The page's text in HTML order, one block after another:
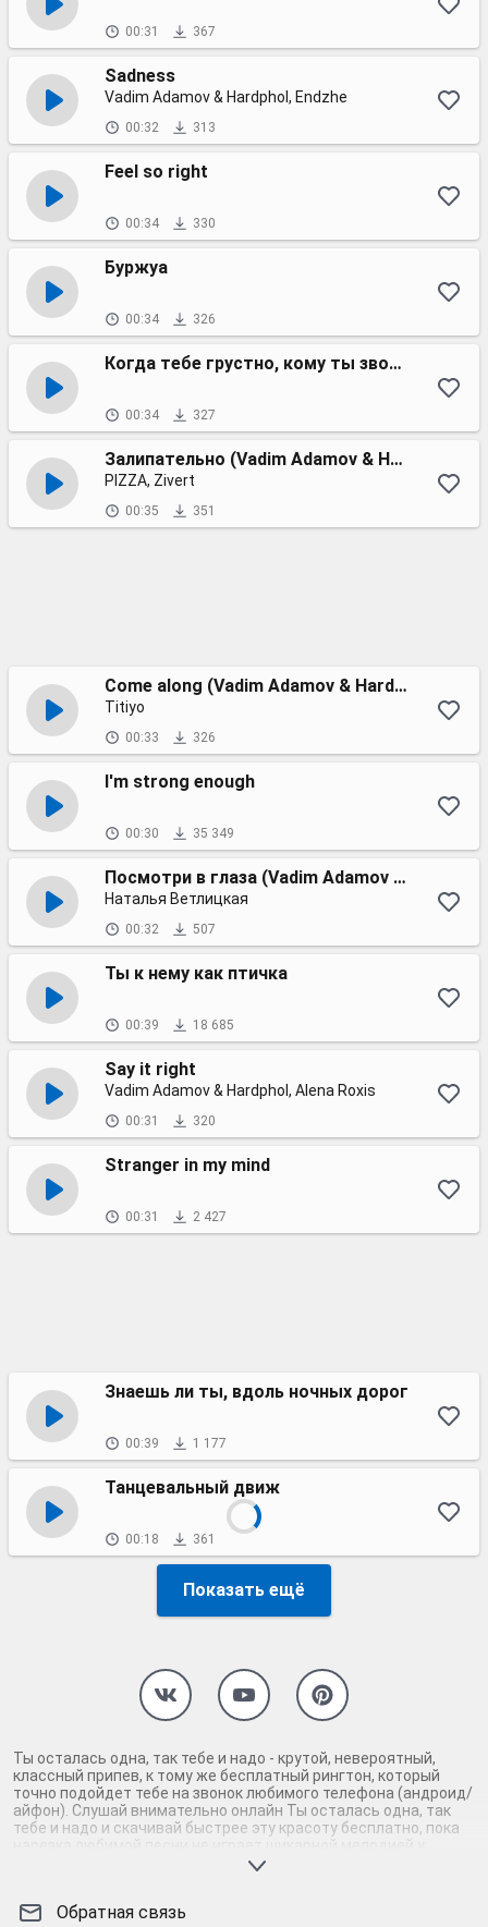
00:31 367
Sadness
Vadim Adamov & Hardphol, Endzhe
00:32 313
Feel so right
00:34 330
Буржуа
00:34 326
Когда тебе грустно, кому ты звонишь?
00:34 327
Залипательно (Vadim Adamov & Hardphol remix)
PIZZA, Zivert
00:35 351
Come along (Vadim Adamov & Hardphol DFM radio edit)
Titiyo
00:33 326
I'm strong enough
00:30 35 349
Посмотри в глаза (Vadim Adamov & Hardphol Remix)
Наталья Ветлицкая
00:32 507
Ты к нему как птичка
00:39 18 685
Say it right
Vadim Adamov & Hardphol, Alena Roxis
00:31 320
Stranger in my mind
00:31 2 427
Знаешь ли ты, вдоль ночных дорог
00:39 1 177
Танцевальный движ
00:18 361
Показать ещё
Ты осталась одна, так тебе и надо - крутой, невероятный,
классный припев, к тому же бесплатный рингтон, который
точно подойдет тебе на звонок любимого телефона (андроид/
айфон). Слушай внимательно онлайн Ты осталась одна, так
тебе и надо и скачивай быстрее эту красоту бесплатно, пока
нарезка любимой песни не играет шикарной мелодией у
каждого второго на звонке. Будь первым, кто скачает
надо. Кроме того, ты можешь найти и скачать другую нарезку
Обратная связь